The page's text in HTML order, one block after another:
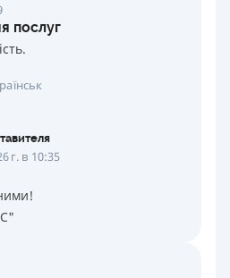
послуг
г. в 10:35